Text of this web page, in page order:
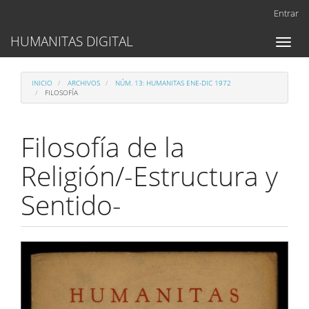
Contenido
principal
lateral
Entrar
Toggle
HUMANITAS DIGITAL
INICIO ARCHIVOS
NÚM. 13: HUMANITAS ENE-DIC 1972
FILOSOFÍA
Filosofía de la
Religión/-Estructura y
Sentido-
Barra
del